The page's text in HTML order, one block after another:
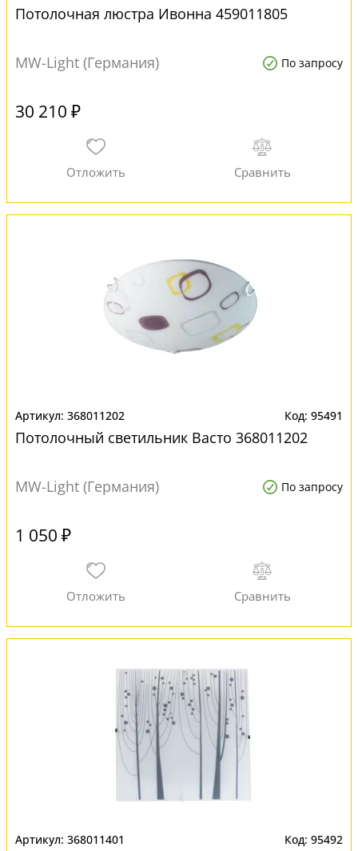
Потолочная люстра Ивонна 459011805
MW-Light (Германия) По запросу
30 210 ₽
368011202 95491
Потолочный светильник Васто 368011202
MW-Light (Германия) По запросу
1 050 ₽
368011401 95492